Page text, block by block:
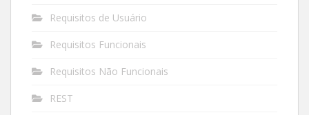
Requisitos de Usuário
Requisitos Funcionais
Requisitos Não Funcionais
REST